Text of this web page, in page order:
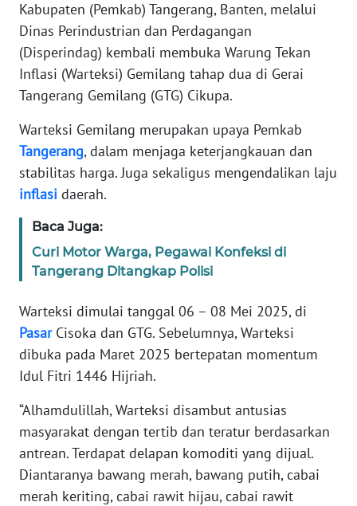
Kabupaten (Pemkab) Tangerang, Banten, melalui
Dinas Perindustrian dan Perdagangan
(Disperindag) kembali membuka Warung Tekan
Inflasi (Warteksi) Gemilang tahap dua di Gerai
Tangerang Gemilang (GTG) Cikupa.
Warteksi Gemilang merupakan upaya Pemkab
Tangerang, dalam menjaga keterjangkauan dan
stabilitas harga. Juga sekaligus mengendalikan laju
inflasi daerah.
Baca Juga:
Curi Motor Warga, Pegawai Konfeksi di
Tangerang Ditangkap Polisi
Warteksi dimulai tanggal 06 – 08 Mei 2025, di
PasarCisoka dan GTG. Sebelumnya, Warteksi
dibuka pada Maret 2025 bertepatan momentum
Idul Fitri 1446 Hijriah.
“Alhamdulillah, Warteksi disambut antusias
masyarakat dengan tertib dan teratur berdasarkan
antrean. Terdapat delapan komoditi yang dijual.
Diantaranya bawang merah, bawang putih, cabai
merah keriting, cabai rawit hijau, cabai rawit
DISCLAIMER
Wahana
News
Regional
SUMUT
WN
JAKARTA
JABAR
BANTEN
WN
NTT
WN
KEPRI
WN
PAPUA